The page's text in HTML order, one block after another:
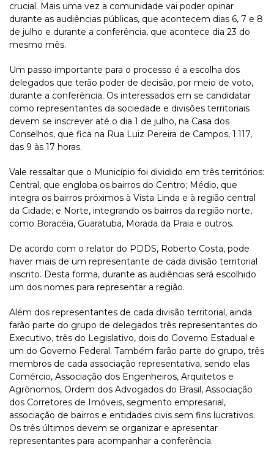
crucial. Mais uma vez a comunidade vai poder opinar
durante as audiências públicas, que acontecem dias 6, 7 e 8
de julho e durante a conferência, que acontece dia 23 do
mesmo mês.
Um passo importante para o processo é a escolha dos
delegados que terão poder de decisão, por meio de voto,
durante a conferência. Os interessados em se candidatar
como representantes da sociedade e divisões territoriais
devem se inscrever até o dia 1 de julho, na Casa dos
Conselhos, que fica na Rua Luiz Pereira de Campos, 1.117,
das 9 às 17 horas.
Vale ressaltar que o Município foi dividido em três territórios:
Central, que engloba os bairros do Centro; Médio, que
integra os bairros próximos à Vista Linda e à região central
da Cidade; e Norte, integrando os bairros da região norte,
como Boracéia, Guaratuba, Morada da Praia e outros.
De acordo com o relator do PDDS, Roberto Costa, pode
haver mais de um representante de cada divisão territorial
inscrito. Desta forma, durante as audiências será escolhido
um dos nomes para representar a região.
Além dos representantes de cada divisão territorial, ainda
farão parte do grupo de delegados três representantes do
Executivo, três do Legislativo, dois do Governo Estadual e
um do Governo Federal. Também farão parte do grupo, três
membros de cada associação representativa, sendo elas
Comércio, Associação dos Engenheiros, Arquitetos e
Agrônomos, Ordem dos Advogados do Brasil, Associação
dos Corretores de Imóveis, segmento empresarial,
associação de bairros e entidades civis sem fins lucrativos.
Os três últimos devem se organizar e apresentar
representantes para acompanhar a conferência.